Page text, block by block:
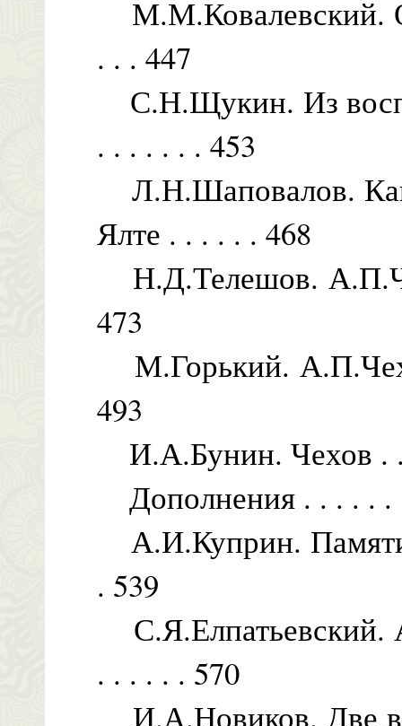
М.М.Ковалевский.
. . . 447
С.Н.Щукин. Из
. . . . . . . 453
Л.Н.Шаповалов.
Ялте . . . . . . 468
Н.Д.Телешов.
473
М.Горький.
493
И.А.Бунин. Чехов . .
Дополнения . . . . . .
А.И.Куприн.
. 539
С.Я.Елпатьевский.
. . . . . . 570
И.А.Новиков. Две